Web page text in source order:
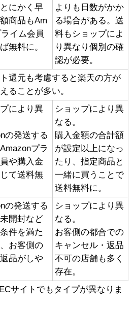
にかく早
商品もAm
イム会員
無料に。
よりも日数がかか
る場合がある。送
料もショップによ
り異なり個別の確
認が必要。
還元も考慮すると楽天の方が
ることが多い。
により異
の発送する
プラ
や購入金
て送料無
ショップにより異
なる。
購入金額の合計額
が設定以上になっ
たり、指定商品と
一緒に買うことで
送料無料に。
の発送する
開封など
件を満た
お客側の
品がしや
ショップにより異
なる。
お客側の都合での
キャンセル・返品
不可の店舗も多く
存在。
サイトでもタイプが異なりま